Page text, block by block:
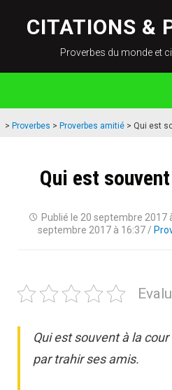
CITATIONS &
Proverbes du monde et
> Proverbes > Proverbes amitié > Qui est
Qui est
Publié le 20 septembre 2017
septembre 2017 à 16:37/
Qui est souvent à la
par trahir ses amis.